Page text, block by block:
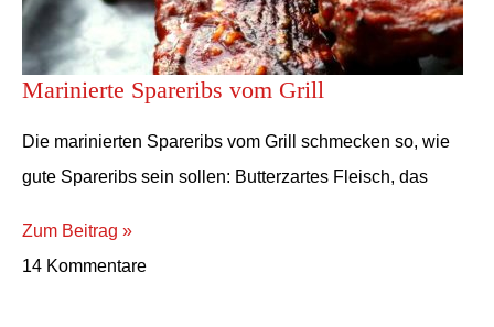
Marinierte Spareribs vom Grill
Die marinierten Spareribs vom Grill schmecken so, wie
gute Spareribs sein sollen: Butterzartes Fleisch, das
Zum Beitrag »
14 Kommentare